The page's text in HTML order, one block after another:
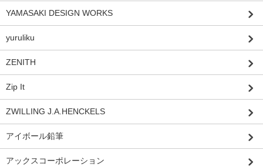
YAMASAKI DESIGN WORKS
yuruliku
ZENITH
Zip It
ZWILLING J.A.HENCKELS
アイボール鉛筆
アックスコーポレーション